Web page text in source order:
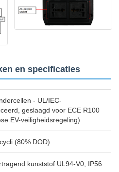
en specificaties
- UL/IEC-
geslaagd voor ECE R100
EV-veiligheidsregeling)
(80% DOD)
kunststof UL94-V0, IP56